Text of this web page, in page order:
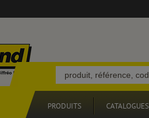
PRODUITS CATALOGUES